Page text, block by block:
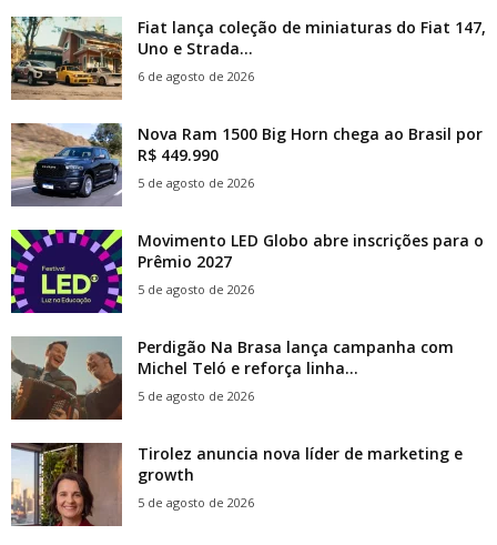
Fiat lança coleção de miniaturas do Fiat 147,
Uno e Strada...
6 de agosto de 2026
Nova Ram 1500 Big Horn chega ao Brasil por
R$ 449.990
5 de agosto de 2026
Movimento LED Globo abre inscrições para o
Prêmio 2027
5 de agosto de 2026
Perdigão Na Brasa lança campanha com
Michel Teló e reforça linha...
5 de agosto de 2026
Tirolez anuncia nova líder de marketing e
growth
5 de agosto de 2026